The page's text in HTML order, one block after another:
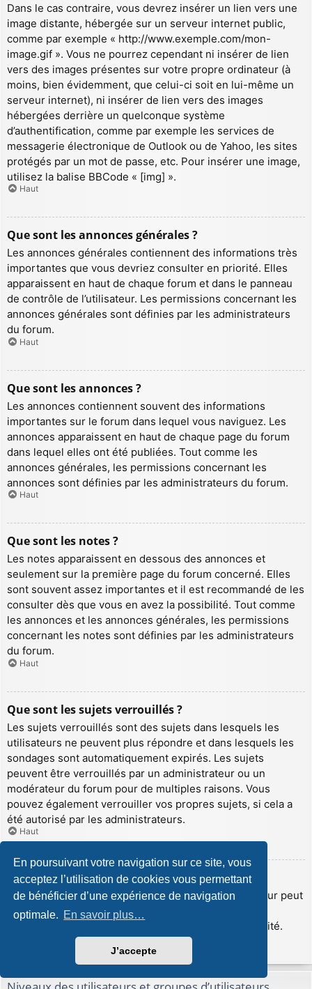
En poursuivant votre navigation sur ce site, vous
acceptez l’utilisation de cookies vous permettant
de bénéficier d’une expérience de navigation
optimale. En savoir plus…
J’accepte
Dans le cas contraire, vous devrez insérer un lien vers une
image distante, hébergée sur un serveur internet public,
comme par exemple « http://www.exemple.com/mon-
image.gif ». Vous ne pourrez cependant ni insérer de lien
vers des images présentes sur votre propre ordinateur (à
moins, bien évidemment, que celui-ci soit en lui-même un
serveur internet), ni insérer de lien vers des images
hébergées derrière un quelconque système
d’authentification, comme par exemple les services de
messagerie électronique de Outlook ou de Yahoo, les sites
protégés par un mot de passe, etc. Pour insérer une image,
utilisez la balise BBCode « [img] ».
Haut
Que sont les annonces générales ?
Les annonces générales contiennent des informations très
importantes que vous devriez consulter en priorité. Elles
apparaissent en haut de chaque forum et dans le panneau
de contrôle de l’utilisateur. Les permissions concernant les
annonces générales sont définies par les administrateurs
du forum.
Haut
Que sont les annonces ?
Les annonces contiennent souvent des informations
importantes sur le forum dans lequel vous naviguez. Les
annonces apparaissent en haut de chaque page du forum
dans lequel elles ont été publiées. Tout comme les
annonces générales, les permissions concernant les
annonces sont définies par les administrateurs du forum.
Haut
Que sont les notes ?
Les notes apparaissent en dessous des annonces et
seulement sur la première page du forum concerné. Elles
sont souvent assez importantes et il est recommandé de les
consulter dès que vous en avez la possibilité. Tout comme
les annonces et les annonces générales, les permissions
concernant les notes sont définies par les administrateurs
du forum.
Haut
Que sont les sujets verrouillés ?
Les sujets verrouillés sont des sujets dans lesquels les
utilisateurs ne peuvent plus répondre et dans lesquels les
sondages sont automatiquement expirés. Les sujets
peuvent être verrouillés par un administrateur ou un
modérateur du forum pour de multiples raisons. Vous
pouvez également verrouiller vos propres sujets, si cela a
été autorisé par les administrateurs.
Haut
Que sont les icônes de sujet ?
Les icônes de sujet sont de petites images que l’auteur peut
insérer afin d’illustrer le contenu de son sujet. Les
administrateurs peuvent désactiver cette fonctionnalité.